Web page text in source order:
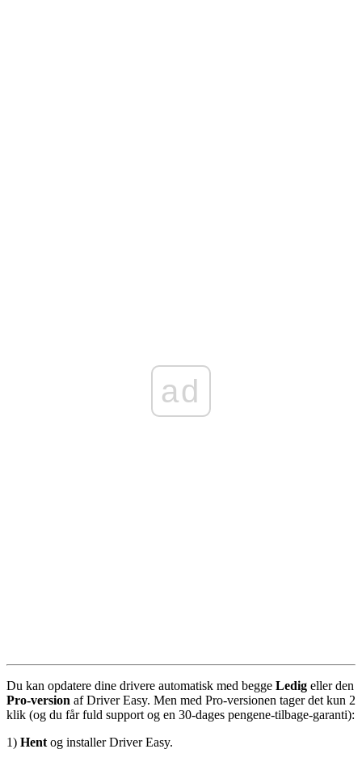
ad
Du kan opdatere dine drivere automatisk med begge Ledig eller den
Pro-version af Driver Easy. Men med Pro-versionen tager det kun 2
klik (og du får fuld support og en 30-dages pengene-tilbage-garanti):
1) Hent og installer Driver Easy.